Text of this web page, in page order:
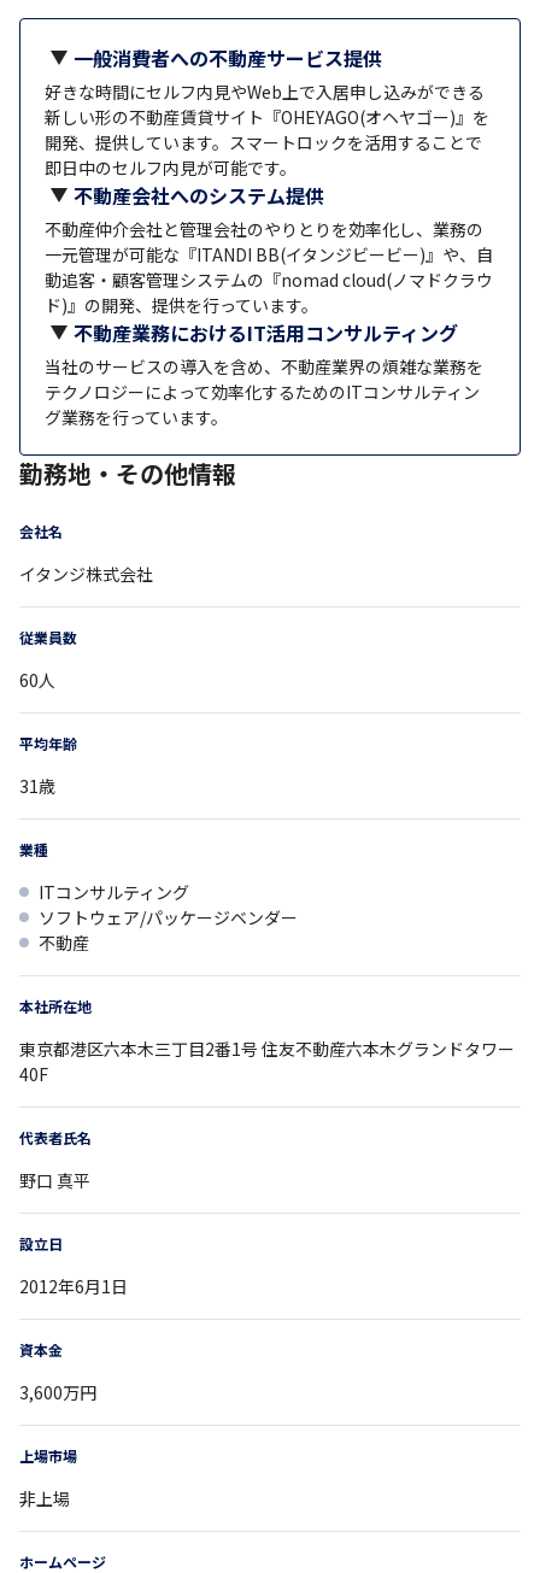
一般消費者への不動産サービス提供
好きな時間にセルフ内見やWeb上で入居申し込みができる
新しい形の不動産賃貸サイト『OHEYAGO(オヘヤゴー)』を
開発、提供しています。スマートロックを活用することで
即日中のセルフ内見が可能です。
不動産会社へのシステム提供
不動産仲介会社と管理会社のやりとりを効率化し、業務の
一元管理が可能な『ITANDI BB(イタンジビービー)』や、自
動追客・顧客管理システムの『nomad cloud(ノマドクラウ
ド)』の開発、提供を行っています。
不動産業務におけるIT活用コンサルティング
当社のサービスの導入を含め、不動産業界の煩雑な業務を
テクノロジーによって効率化するためのITコンサルティン
グ業務を行っています。
勤務地・その他情報
会社名
イタンジ株式会社
従業員数
60人
平均年齢
31歳
業種
ITコンサルティング
ソフトウェア/パッケージベンダー
不動産
本社所在地
東京都港区六本木三丁目2番1号 住友不動産六本木グランドタワー
40F
代表者氏名
野口 真平
設立日
2012年6月1日
資本金
3,600万円
上場市場
非上場
ホームページ